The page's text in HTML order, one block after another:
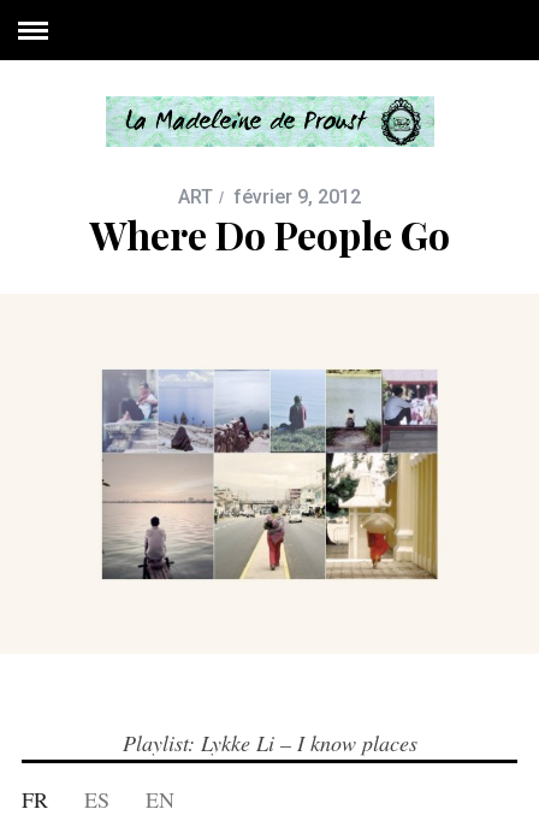
ART février 9, 2012
Where Do People Go
Playlist: Lykke Li – I know places
FR
ES EN